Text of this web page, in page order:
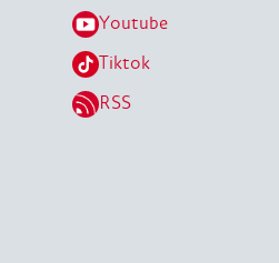
Youtube
Tiktok
RSS